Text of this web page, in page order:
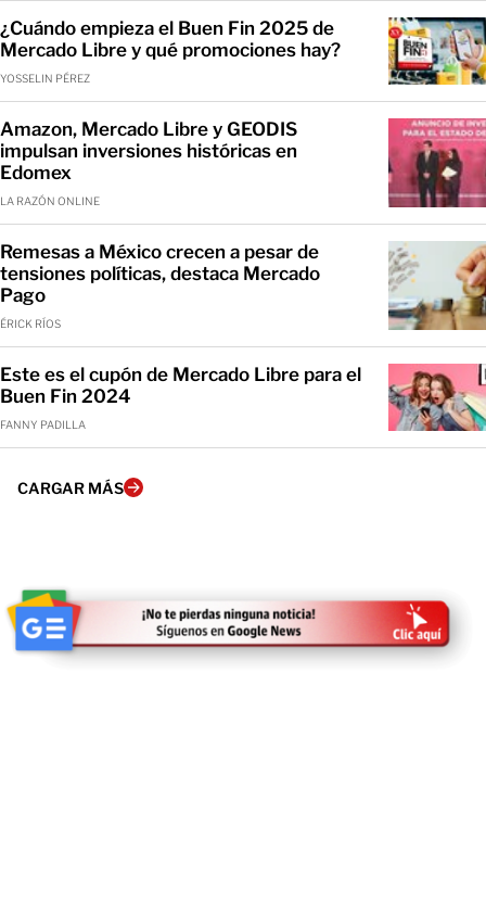
¿Cuándo empieza el Buen Fin 2025 de
Mercado Libre y qué promociones hay?
YOSSELIN PÉREZ
Amazon, Mercado Libre y GEODIS
impulsan inversiones históricas en
Edomex
LA RAZÓN ONLINE
Remesas a México crecen a pesar de
tensiones políticas, destaca Mercado
Pago
ÉRICK RÍOS
Este es el cupón de Mercado Libre para el
Buen Fin 2024
FANNY PADILLA
CARGAR MÁS